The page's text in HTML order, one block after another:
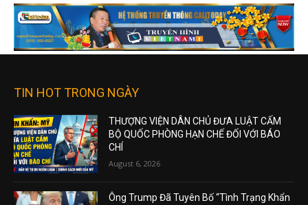
TIN HOT TRONG NGÀY
THƯỢNG VIỆN DÂN CHỦ ĐƯA LUẬT CẤM
BỘ QUỐC PHÒNG HẠN CHẾ ĐỐI VỚI BÁO
CHÍ
August 6, 2026
Ông Trump Đã Tuyên Bố “Tình Trạng Khẩn